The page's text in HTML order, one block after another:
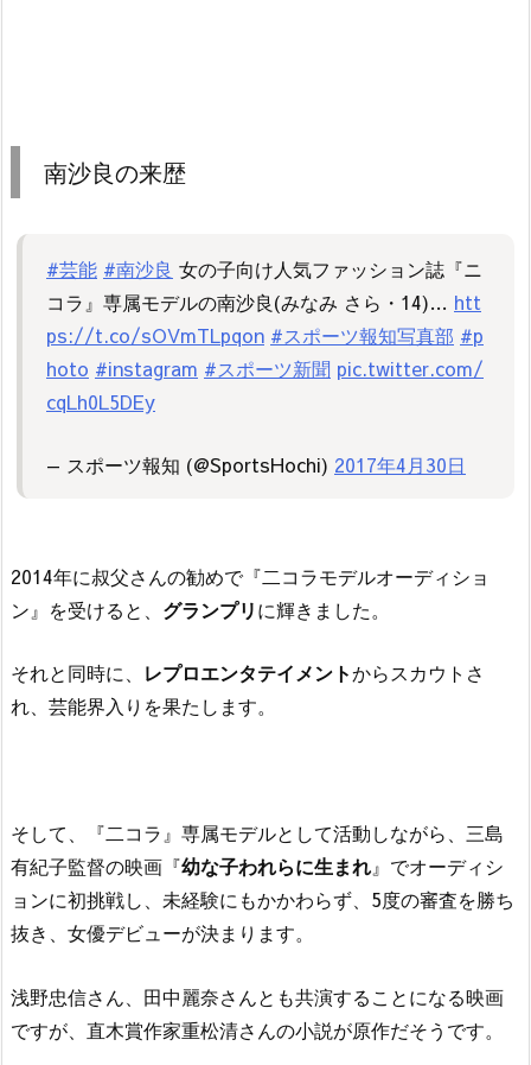
南沙良の来歴
#芸能 #南沙良 女の子向け人気ファッション誌『ニ
コラ』専属モデルの南沙良(みなみ さら・14)… htt
ps://t.co/sOVmTLpqon #スポーツ報知写真部 #p
hoto #instagram #スポーツ新聞 pic.twitter.com/
cqLh0L5DEy
— スポーツ報知 (@SportsHochi) 2017年4月30日
2014年に叔父さんの勧めで『二コラモデルオーディショ
ン』を受けると、 グランプリに輝きました。
それと同時に、 レプロエンタテイメントからスカウトさ
れ、芸能界入りを果たします。
そして、『二コラ』専属モデルとして活動しながら、三島
有紀子監督の映画『幼な子われらに生まれ』でオーディシ
ョンに初挑戦し、未経験にもかかわらず、5度の審査を勝ち
抜き、女優デビューが決まります。
浅野忠信さん、田中麗奈さんとも共演することになる映画
ですが、直木賞作家重松清さんの小説が原作だそうです。